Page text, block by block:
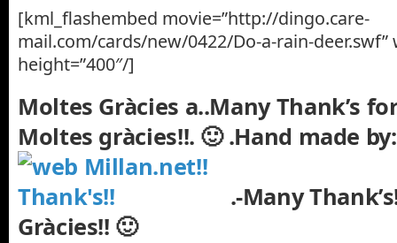
[kml_flashembed movie=”http://dingo.care-
mail.com/cards/new/0422/Do-a-rain-deer.swf”
height=”400″/]
Moltes Gràcies a..Many Thank’s
Moltes gràcies!!. 🙂 .Hand made
.-Many
Gràcies!! 🙂